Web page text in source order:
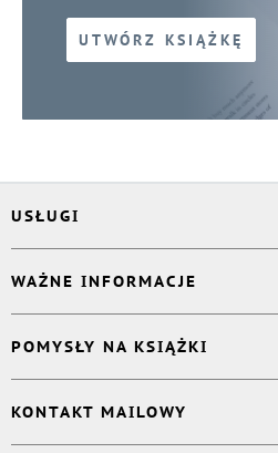
UTWÓRZ KSIĄŻKĘ
USŁUGI
Korektor
Projektant okładki
Druk Twojej książki
Publikacja
WAŻNE INFORMACJE
Książki Ridero
Pomoc
Polityka prywatności
POMYSŁY NA KSIĄŻKI
Dzienniczek malucha
KONTAKT MAILOWY